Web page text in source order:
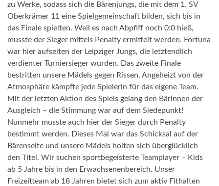
zu Werke, sodass sich die Bärenjungs, die mit dem 1. SV
Oberkrämer 11 eine Spielgemeinschaft bilden, sich bis in
das Finale spielten. Weil es nach Abpfiff noch 0:0 hieß,
musste der Sieger mittels Penalty ermittelt werden. Fortuna
war hier aufseiten der Leipziger Jungs, die letztendlich
verdienter Turniersieger wurden. Das zweite Finale
bestritten unsere Mädels gegen Rissen. Angeheizt von der
Atmosphäre kämpfte jede Spielerin für das eigene Team.
Mit der letzten Aktion des Spiels gelang den Bärinnen der
Ausgleich – die Stimmung war auf dem Siedepunkt!
Nunmehr musste auch hier der Sieger durch Penalty
bestimmt werden. Dieses Mal war das Schicksal auf der
Bärenseite und unsere Mädels holten sich überglücklich
den Titel. Wir suchen sportbegeisterte Teamplayer – Kids
ab 5 Jahre bis in den Erwachsenenbereich. Unser
Freizeitteam ab 18 Jahren bietet sich zum aktiv Fithalten